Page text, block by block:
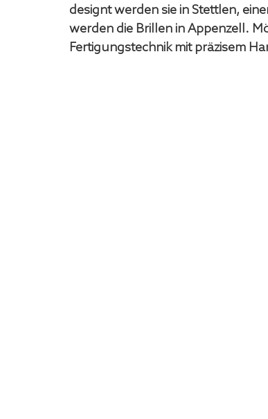
designt werden sie in Stettlen,
werden die Brillen in Appenzell.
Fertigungstechnik mit präzisem